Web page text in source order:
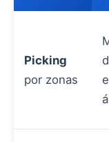
Picking
por zonas